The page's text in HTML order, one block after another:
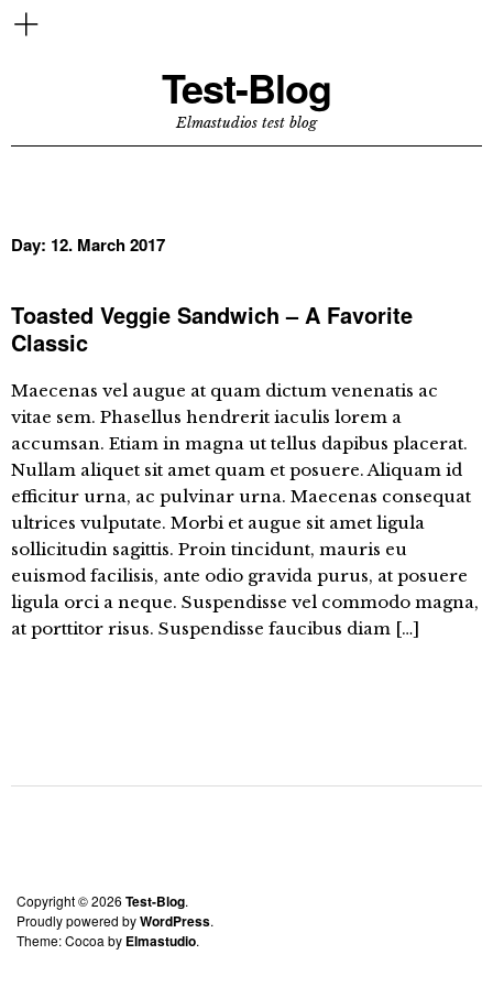
Test-Blog
Elmastudios test blog
Day: 12. March 2017
Toasted Veggie Sandwich – A Favorite
Classic
Maecenas vel augue at quam dictum venenatis ac
vitae sem. Phasellus hendrerit iaculis lorem a
accumsan. Etiam in magna ut tellus dapibus placerat.
Nullam aliquet sit amet quam et posuere. Aliquam id
efficitur urna, ac pulvinar urna. Maecenas consequat
ultrices vulputate. Morbi et augue sit amet ligula
sollicitudin sagittis. Proin tincidunt, mauris eu
euismod facilisis, ante odio gravida purus, at posuere
ligula orci a neque. Suspendisse vel commodo magna,
at porttitor risus. Suspendisse faucibus diam […]
Copyright © 2026 Test-Blog
Proudly powered byWordPress
Theme: Cocoa by Elmastudio